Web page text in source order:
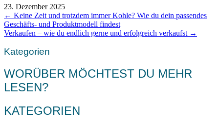
23. Dezember 2025
POSTS
NAVIGATION
← Keine Zeit und trotzdem immer Kohle? Wie du dein passendes
Geschäfts- und Produktmodell findest
Verkaufen – wie du endlich gerne und erfolgreich verkaufst →
Kategorien
WORÜBER MÖCHTEST DU MEHR
LESEN?
KATEGORIEN